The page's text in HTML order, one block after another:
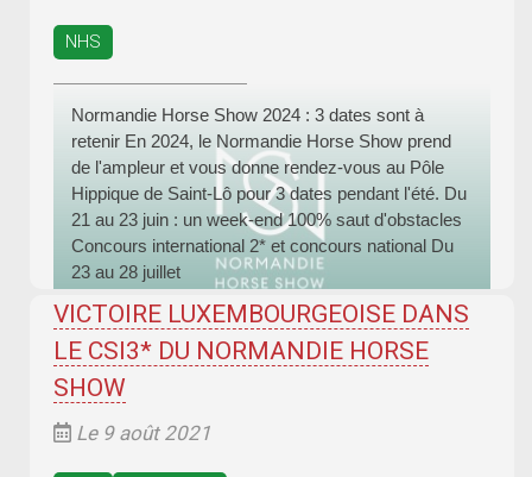
NHS
Normandie Horse Show 2024 : 3 dates sont à
retenir En 2024, le Normandie Horse Show prend
de l'ampleur et vous donne rendez-vous au Pôle
Hippique de Saint-Lô pour 3 dates pendant l'été. Du
21 au 23 juin : un week-end 100% saut d'obstacles
Concours international 2* et concours national Du
23 au 28 juillet
VICTOIRE LUXEMBOURGEOISE DANS
LE CSI3* DU NORMANDIE HORSE
SHOW
Le 9 août 2021